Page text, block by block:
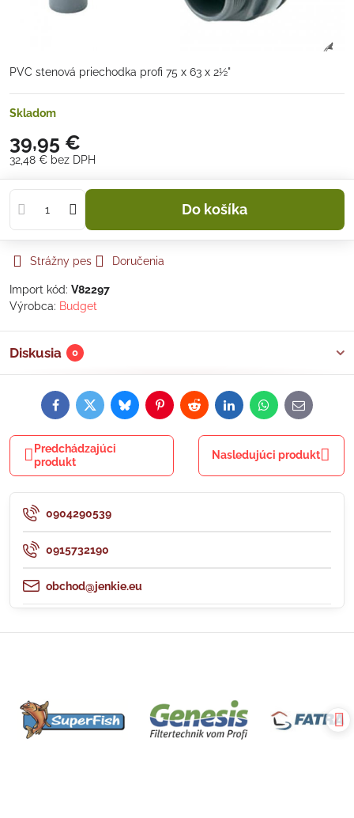
PVC stenová priechodka profi 75 x 63 x 2½"
Skladom
39,95 €
32,48 € bez DPH
Do košíka
Strážny pes Doručenia
Import kód: V82297
Výrobca: Budget
Diskusia 0
FacebookTwitterBlueskyPinterestRedditLinkedInWhatsApp
E-
mail
Predchádzajúci
produkt
Nasledujúci produkt
0904290539
0915732190
obchod@jenkie.eu